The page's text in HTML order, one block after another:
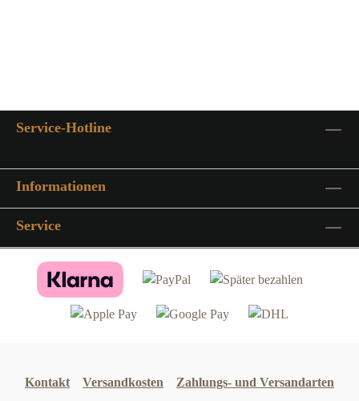
Kerzen) geeignet für den Außenbereich ist im Lieferumfang
enthaltender Schwibbogen lässt sich mittels vorhandenen Standfuß
Lichterbogen auf einer Wiese befestigen finden Sie passende
Erdspieße in unserem Shop unter Kategorie Zubehör (diese passen
nur für die Varianten 1,2 Meter bis 3 Meter und nicht für die
Service-Hotline
Informationen
Service
Kontakt Versandkosten Zahlungs- und Versandarten